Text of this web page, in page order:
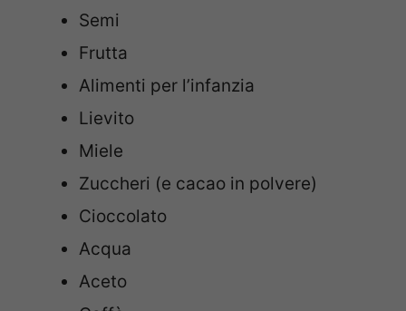
Semi
Frutta
Alimenti per l’infanzia
Lievito
Miele
Zuccheri (e cacao in polvere)
Cioccolato
Acqua
Aceto